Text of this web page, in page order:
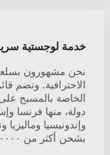
خدمة لوجستية
نحن مشهورون
الاحترافية. وتضم
دولة، منها فرنسا
وإندونيسيا
بشحن أكثر من ٢٠٠٠٠ طن من المنتجات دوليًّا.